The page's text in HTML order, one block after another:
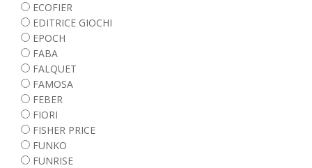
ECOFIER
EDITRICE GIOCHI
EPOCH
FABA
FALQUET
FAMOSA
FEBER
FIORI
FISHER PRICE
FUNKO
FUNRISE